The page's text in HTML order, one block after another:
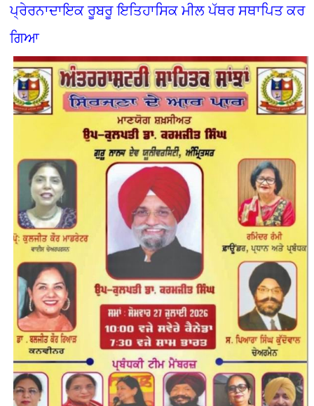
ਪ੍ਰੇਰਨਾਦਾਇਕ ਰੂਬਰੂ ਇਤਿਹਾਸਿਕ ਮੀਲ ਪੱਥਰ ਸਥਾਪਿਤ ਕਰ
ਗਿਆ